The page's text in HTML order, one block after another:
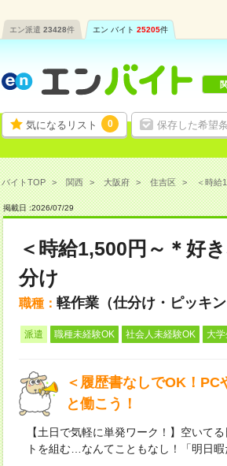
エン派遣 23428件 エン バイト 25205件
気になるリスト 0 保存した希望
バイトTOP 関西 大阪府 住吉区 ＜時給
掲載日 :2026/07/29
＜時給1,500円～＊好
分け
職種： 軽作業（仕分け・ピッキ
派遣 職種未経験OK 社会人未経験OK 大
＜履歴書なしでOK！
と働こう！
【土日で気軽に単発ワーク！】空いて
トを組む…なんてこともなし！「明日